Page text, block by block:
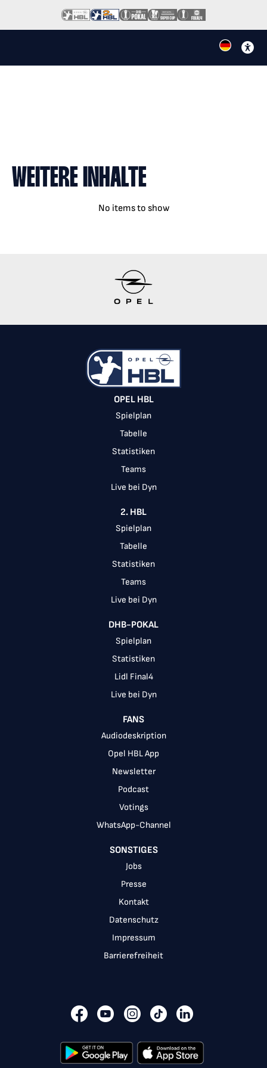
WEITERE INHALTE
No items to show
OPEL HBL
Spielplan
Tabelle
Statistiken
Teams
Live bei Dyn
2. HBL
Spielplan
Tabelle
Statistiken
Teams
Live bei Dyn
DHB-POKAL
Spielplan
Statistiken
Lidl Final4
Live bei Dyn
FANS
Audiodeskription
Opel HBL App
Newsletter
Podcast
Votings
WhatsApp-Channel
SONSTIGES
Jobs
Presse
Kontakt
Datenschutz
Impressum
Barrierefreiheit